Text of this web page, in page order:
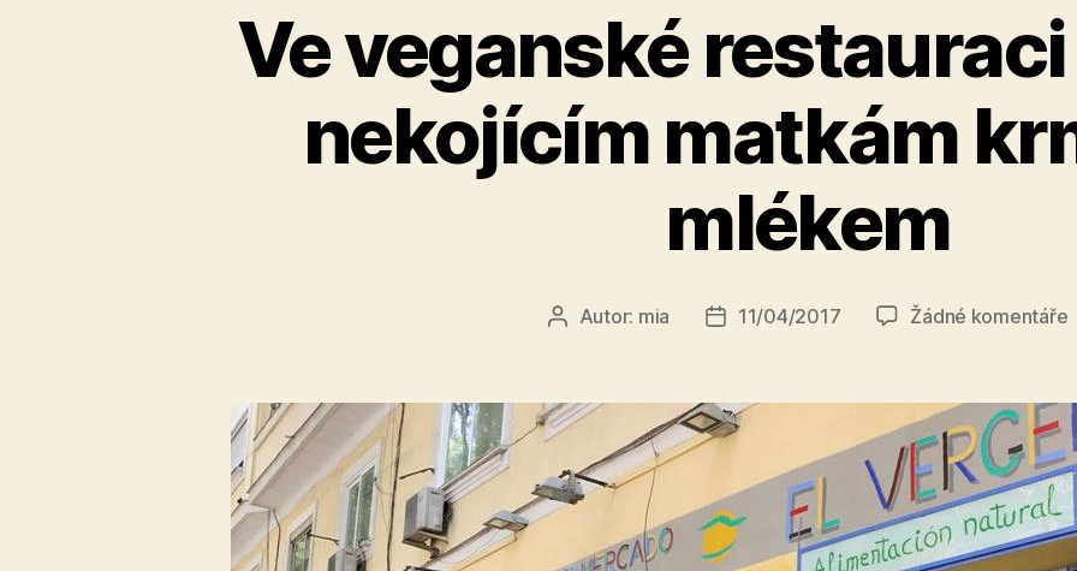
Ve veganské
nekojícím matkám
mlékem
AutorAutor: mia
Datum
11/04/2017 Žádné komentářeu